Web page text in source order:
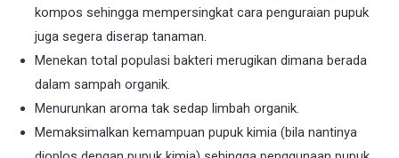
kompos sehingga mempersingkat cara penguraian pupuk
juga segera diserap tanaman.
Menekan total populasi bakteri merugikan dimana berada
dalam sampah organik.
Menurunkan aroma tak sedap limbah organik.
Memaksimalkan kemampuan pupuk kimia (bila nantinya